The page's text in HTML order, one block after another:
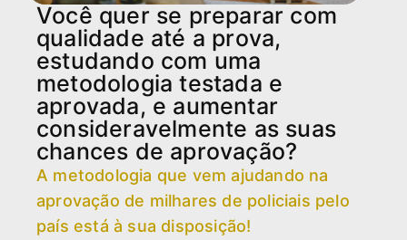
Você quer se preparar com
qualidade até a prova,
estudando com uma
metodologia testada e
aprovada, e aumentar
consideravelmente as suas
chances de aprovação?
A metodologia que vem ajudando na
aprovação de milhares de policiais pelo
país está à sua disposição!